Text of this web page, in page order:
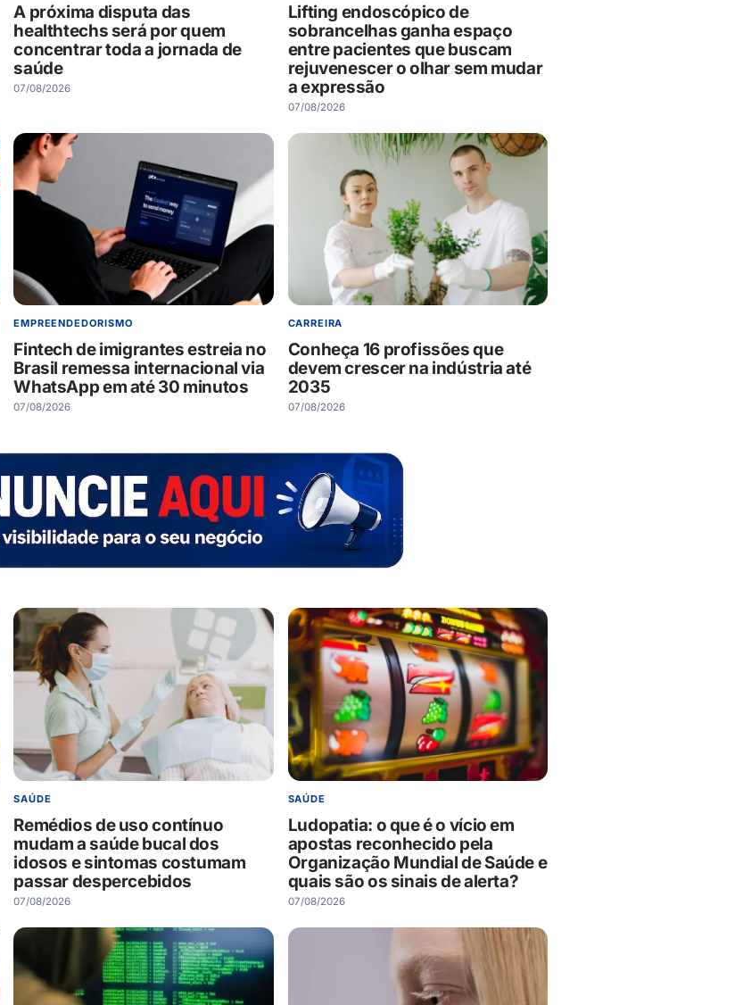
A próxima disputa das
healthtechs será por quem
concentrar toda a jornada de
saúde
07/08/2026
Lifting endoscópico de
sobrancelhas ganha espaço
entre pacientes que buscam
rejuvenescer o olhar sem mudar
a expressão
07/08/2026
EMPREENDEDORISMO
Fintech de imigrantes estreia no
Brasil remessa internacional via
WhatsApp em até 30 minutos
07/08/2026
CARREIRA
Conheça 16 profissões que
devem crescer na indústria até
2035
07/08/2026
SAÚDE
Remédios de uso contínuo
mudam a saúde bucal dos
idosos e sintomas costumam
passar despercebidos
07/08/2026
SAÚDE
Ludopatia: o que é o vício em
apostas reconhecido pela
Organização Mundial de Saúde e
quais são os sinais de alerta?
07/08/2026